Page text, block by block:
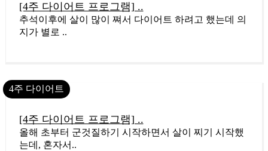
[4주 다이어트 프로그램] ..
추석이후에 살이 많이 쪄서 다이어트 하려고 했는데 의
지가 별로 ..
4주 다이어트
8
[4주 다이어트 프로그램] ..
올해 초부터 군것질하기 시작하면서 살이 찌기 시작했
는데, 혼자서..